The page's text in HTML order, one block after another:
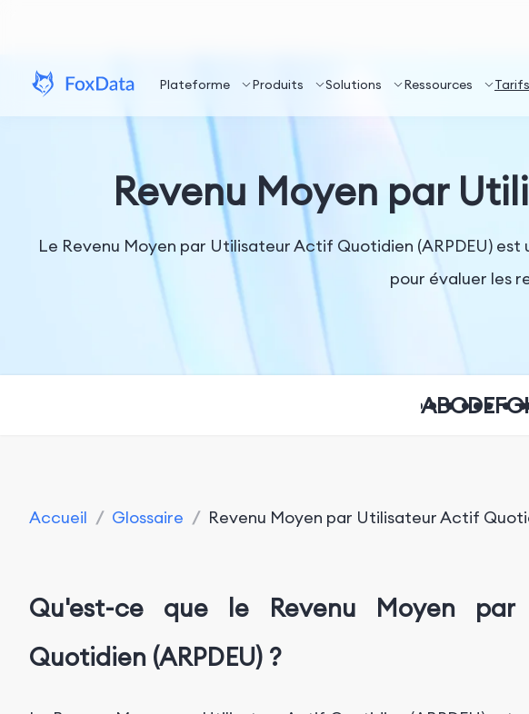
Plateforme Produits Solutions Ressources Tarifs
Revenu Moyen par
Le Revenu Moyen par Utilisateur Actif Quotidien (ARPDEU)
pour évaluer les
ABCDEFG
Accueil / Glossaire / Revenu Moyen par Utilisateur Actif
Qu'est-ce que le Revenu Moyen
Quotidien (ARPDEU) ?